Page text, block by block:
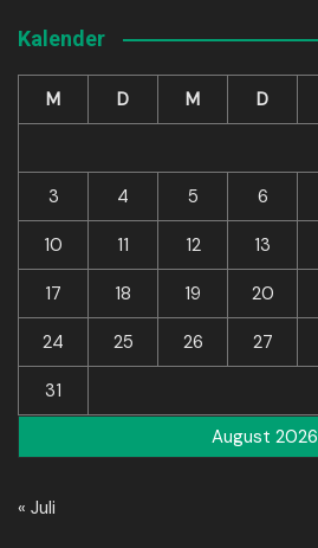
Kalender
August 2026
M D M D
3 4 5 6
10 11 12 13
17 18 19 20
24 25 26 27
31
« Juli